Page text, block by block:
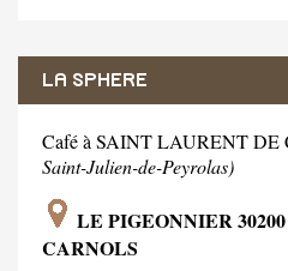
LA SPHERE
Café à SAINT LAURENT DE
Saint-Julien-de-Peyrolas)
LE PIGEONNIER
CARNOLS